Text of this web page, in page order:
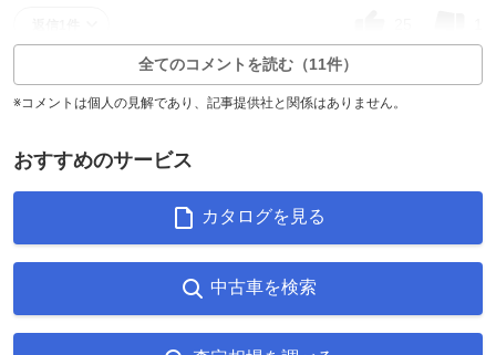
全てのコメントを読む（11件）
※コメントは個人の見解であり、記事提供社と関係はありません。
おすすめのサービス
カタログを見る
中古車を検索